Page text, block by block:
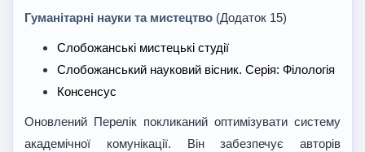
Гуманітарні науки та мистецтво (Додаток 15)
Слобожанські мистецькі студії
Слобожанський науковий вісник. Серія: Філологія
Консенсус
Оновлений Перелік покликаний оптимізувати систему
академічної комунікації. Він забезпечує авторів